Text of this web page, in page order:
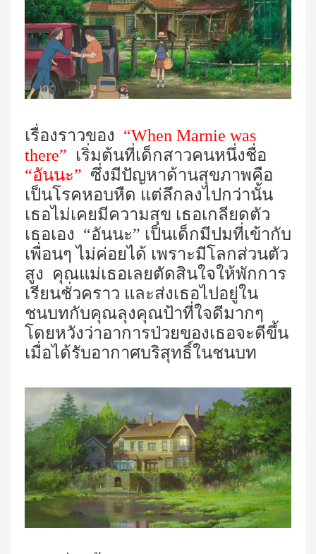
เรื่องราวของ “When Marnie was
there” เริ่มต้นที่เด็กสาวคนหนึ่งชื่อ
“อันนะ” ซึ่งมีปัญหาด้านสุขภาพคือ
เป็นโรคหอบหืด แต่ลึกลงไปกว่านั้น
เธอไม่เคยมีความสุข เธอเกลียดตัว
เธอเอง “อันนะ” เป็นเด็กมีปมที่เข้ากับ
เพื่อนๆ ไม่ค่อยได้ เพราะมีโลกส่วนตัว
สูง คุณแม่เธอเลยตัดสินใจให้พักการ
เรียนชั่วคราว และส่งเธอไปอยู่ใน
ชนบทกับคุณลุงคุณป้าที่ใจดีมากๆ
โดยหวังว่าอาการป่วยของเธอจะดีขึ้น
เมื่อได้รับอากาศบริสุทธิ์ในชนบท